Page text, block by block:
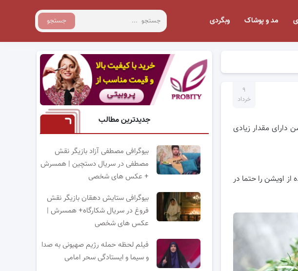
جستجو مد و پوشاک وبگردی
۹
خرداد
مقدار زیادی
اویشن را حتما در
جدیدترین مطالب
بیوگرافی مصطفی آزاد بازیگر نقش
مصطفی در سریال دستچین | همسرش
+ عکس های شخصی
بیوگرافی ستایش دهقان بازیگر نقش
فروغ در سریال شکارگاه+ همسرش |
عکس های شخصی
فیلم لحظه حمله رژیم صهیونی به صدا
و سیما و ایستادگی سحر امامی